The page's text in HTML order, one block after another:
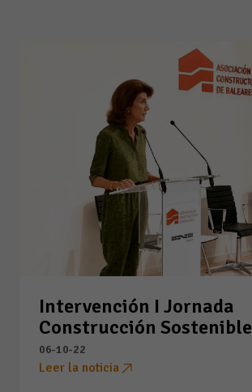
Intervención I Jornada
Construcción Sostenible
06-10-22
Leer la noticia